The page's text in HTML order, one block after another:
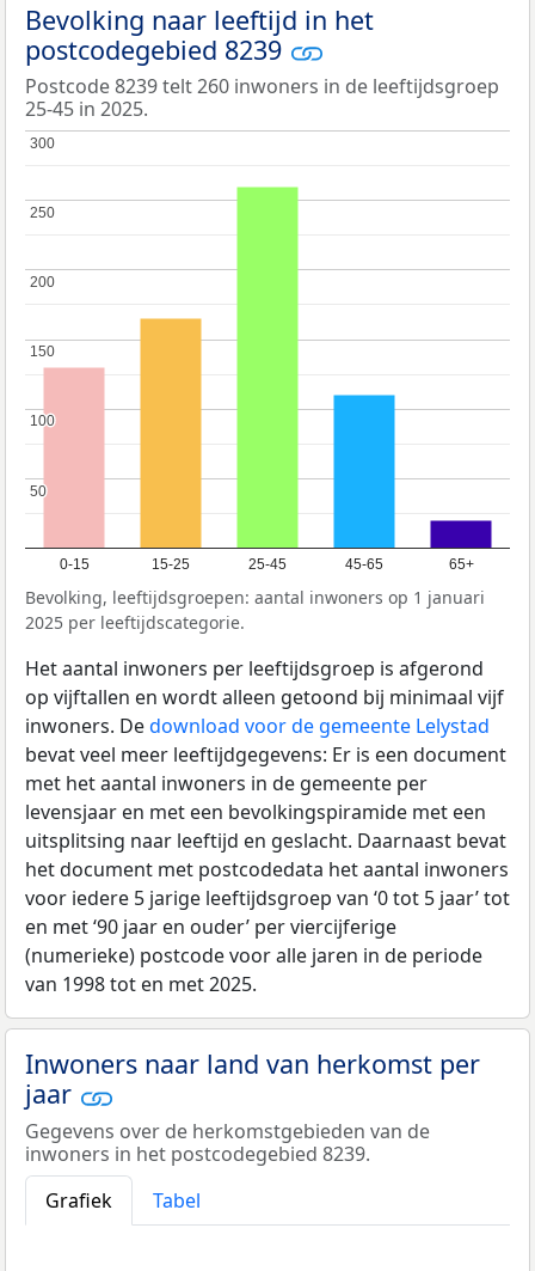
Bevolking naar leeftijd in het
postcodegebied 8239
Postcode 8239 telt 260 inwoners in de leeftijdsgroep
25-45 in 2025.
0-15 15-25 25-45 45-65 65+
50
50
100
100
150
150
200
200
250
250
300
300
Bevolking, leeftijdsgroepen: aantal inwoners op 1 januari
2025 per leeftijdscategorie.
Het aantal inwoners per leeftijdsgroep is afgerond
op vijftallen en wordt alleen getoond bij minimaal vijf
inwoners. Dedownload voor de gemeente Lelystad
bevat veel meer leeftijdgegevens: Er is een document
met het aantal inwoners in de gemeente per
levensjaar en met een bevolkingspiramide met een
uitsplitsing naar leeftijd en geslacht. Daarnaast bevat
het document met postcodedata het aantal inwoners
voor iedere 5 jarige leeftijdsgroep van ‘0 tot 5 jaar’ tot
en met ‘90 jaar en ouder’ per viercijferige
(numerieke) postcode voor alle jaren in de periode
van 1998 tot en met 2025.
Inwoners naar land van herkomst per
jaar
Gegevens over de herkomstgebieden van de
inwoners in het postcodegebied 8239.
Grafiek
Tabel